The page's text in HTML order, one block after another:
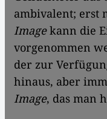
ambivalent; erst
Imagekann die
vorgenommen
der zur
hinaus, aber
Image, das man